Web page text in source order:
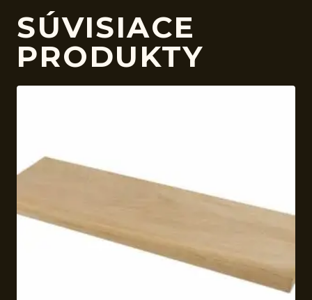
SÚVISIACE
PRODUKTY